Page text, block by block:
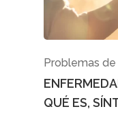
Problemas de
QUÉ ES,